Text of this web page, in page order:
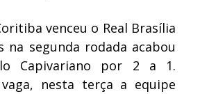
venceu o Real Brasília
na segunda rodada acabou
Capivariano por 2 a 1.
vaga, nesta terça a equipe